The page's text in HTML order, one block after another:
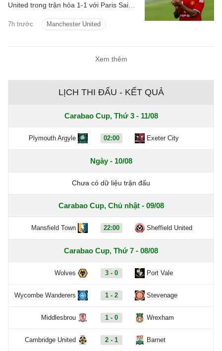
7h trước Manchester United
United trong trận hòa 1-1 với Paris Saint-
Xem thêm
LỊCH THI ĐẤU - KẾT QUẢ
Carabao Cup, Thứ 3 - 11/08
Plymouth Argyle 02:00 Exeter City
Ngày - 10/08
Chưa có dữ liệu trận đấu
Carabao Cup, Chủ nhật - 09/08
Mansfield Town 22:00 Sheffield United
Carabao Cup, Thứ 7 - 08/08
Wolves 3 - 0 Port Vale
Wycombe Wanderers 1 - 2 Stevenage
Middlesbrou 1 - 0 Wrexham
Cambridge United 2 - 1 Barnet